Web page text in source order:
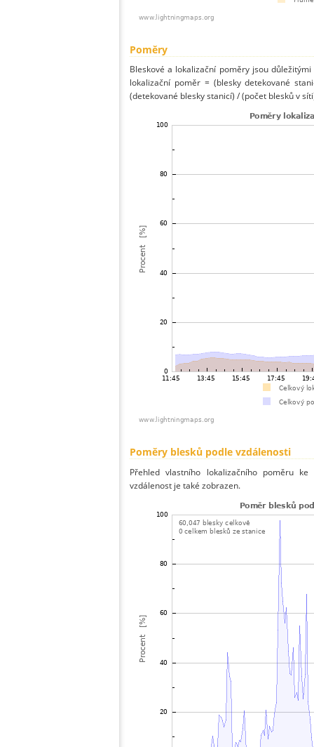
Poměry
Bleskové a lokalizační poměry jsou
lokalizační poměr = (blesky detekované
(detekované blesky stanicí) / (počet blesků v
Poměry blesků podle vzdálenosti
Přehled vlastního lokalizačního poměru
vzdálenost je také zobrazen.